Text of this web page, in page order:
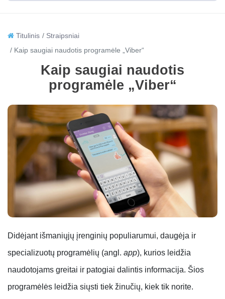
Titulinis
Straipsniai
Kaip saugiai naudotis programėle „Viber“
Kaip saugiai naudotis
programėle „Viber“
Didėjant išmaniųjų įrenginių populiarumui, daugėja ir
specializuotų programėlių (angl. app), kurios leidžia
naudotojams greitai ir patogiai dalintis informacija. Šios
programėlės leidžia siųsti tiek žinučių, kiek tik norite.